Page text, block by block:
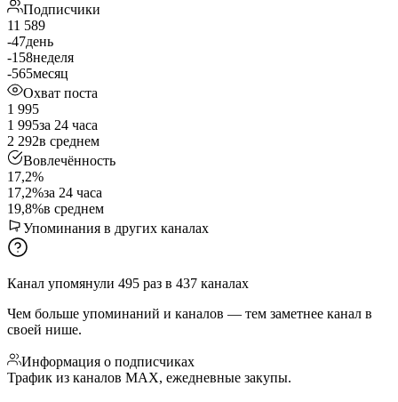
Подписчики
11 589
-47день
-158неделя
-565месяц
Охват поста
1 995
1 995за 24 часа
2 292в среднем
Вовлечённость
17,2%
17,2%за 24 часа
19,8%в среднем
Упоминания в других каналах
Канал упомянули 495 раз в 437 каналах
Чем больше упоминаний и каналов — тем заметнее канал в
своей нише.
Информация о подписчиках
Трафик из каналов МАХ, ежедневные закупы.